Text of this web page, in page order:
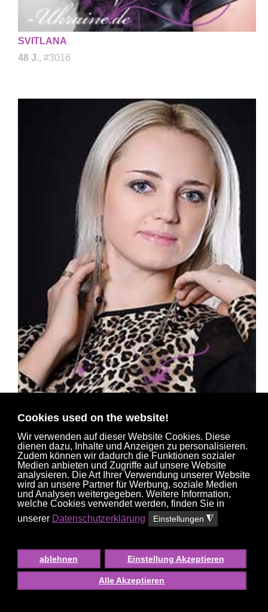
Cookies used on the website!
Wir verwenden auf dieser Website Cookies. Diese
dienen dazu, Inhalte und Anzeigen zu personalisieren.
Zudem können wir dadurch die Funktionen sozialer
Medien anbieten und Zugriffe auf unsere Website
analysieren. Die Art Ihrer Verwendung unserer Website
wird an unsere Partner für Werbung, soziale Medien
und Analysen weitergegeben. Weitere Information,
welche Cookies verwendet werden, finden Sie in
unserer Datenschutzerklärung Einstellungen ◮
ablehnen Einstellung Akzeptieren
Alle Akzeptieren
SVITLANA
48 J., #3016
JULIYA
36 J., #2169